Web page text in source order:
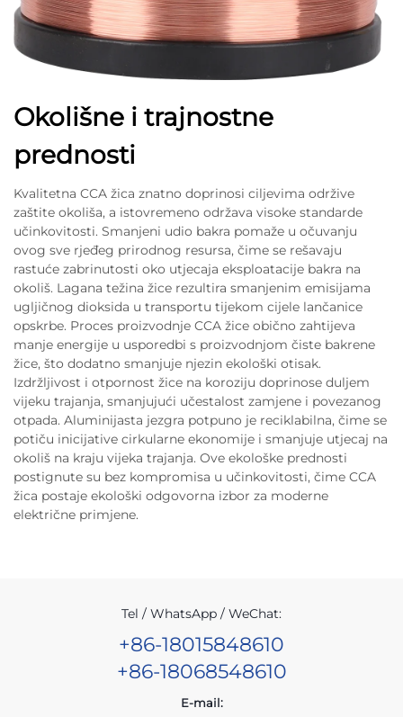
Okolišne i trajnostne
prednosti
Kvalitetna CCA žica znatno doprinosi ciljevima održive
zaštite okoliša, a istovremeno održava visoke standarde
učinkovitosti. Smanjeni udio bakra pomaže u očuvanju
ovog sve rjeđeg prirodnog resursa, čime se rešavaju
rastuće zabrinutosti oko utjecaja eksploatacije bakra na
okoliš. Lagana težina žice rezultira smanjenim emisijama
ugljičnog dioksida u transportu tijekom cijele lančanice
opskrbe. Proces proizvodnje CCA žice obično zahtijeva
manje energije u usporedbi s proizvodnjom čiste bakrene
žice, što dodatno smanjuje njezin ekološki otisak.
Izdržljivost i otpornost žice na koroziju doprinose duljem
vijeku trajanja, smanjujući učestalost zamjene i povezanog
otpada. Aluminijasta jezgra potpuno je reciklabilna, čime se
potiču inicijative cirkularne ekonomije i smanjuje utjecaj na
okoliš na kraju vijeka trajanja. Ove ekološke prednosti
postignute su bez kompromisa u učinkovitosti, čime CCA
žica postaje ekološki odgovorna izbor za moderne
električne primjene.
Tel / WhatsApp / WeChat:
+86-18015848610
+86-18068548610
E-mail: